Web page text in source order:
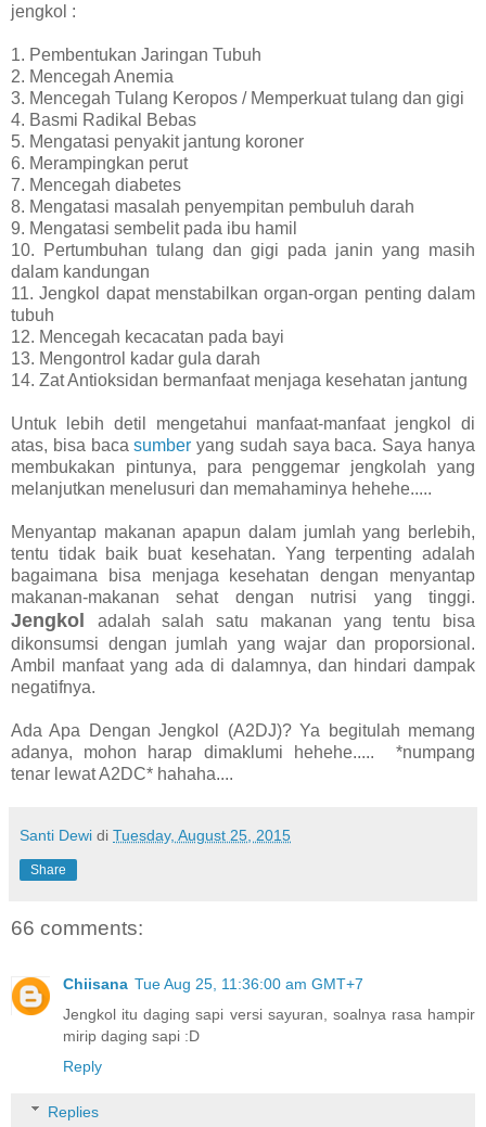
jengkol :
1. Pembentukan Jaringan Tubuh
2. Mencegah Anemia
3. Mencegah Tulang Keropos / Memperkuat tulang dan gigi
4. Basmi Radikal Bebas
5. Mengatasi penyakit jantung koroner
6. Merampingkan perut
7. Mencegah diabetes
8. Mengatasi masalah penyempitan pembuluh darah
9. Mengatasi sembelit pada ibu hamil
10. Pertumbuhan tulang dan gigi pada janin yang masih
dalam kandungan
11. Jengkol dapat menstabilkan organ-organ penting dalam
tubuh
12. Mencegah kecacatan pada bayi
13. Mengontrol kadar gula darah
14. Zat Antioksidan bermanfaat menjaga kesehatan jantung
Untuk lebih detil mengetahui manfaat-manfaat jengkol di
atas, bisa bacasumber yang sudah saya baca. Saya hanya
membukakan pintunya, para penggemar jengkolah yang
melanjutkan menelusuri dan memahaminya hehehe.....
Menyantap makanan apapun dalam jumlah yang berlebih,
tentu tidak baik buat kesehatan. Yang terpenting adalah
bagaimana bisa menjaga kesehatan dengan menyantap
makanan-makanan sehat dengan nutrisi yang tinggi.
Jengkol
adalah salah satu makanan yang tentu bisa
dikonsumsi dengan jumlah yang wajar dan proporsional.
Ambil manfaat yang ada di dalamnya, dan hindari dampak
negatifnya.
Ada Apa Dengan Jengkol (A2DJ)? Ya begitulah memang
adanya, mohon harap dimaklumi hehehe..... *numpang
tenar lewat A2DC* hahaha....
Santi Dewi di Tuesday, August 25, 2015
Share
66 comments:
Chiisana Tue Aug 25, 11:36:00 am GMT+7
Jengkol itu daging sapi versi sayuran, soalnya rasa hampir
mirip daging sapi :D
Reply
Replies